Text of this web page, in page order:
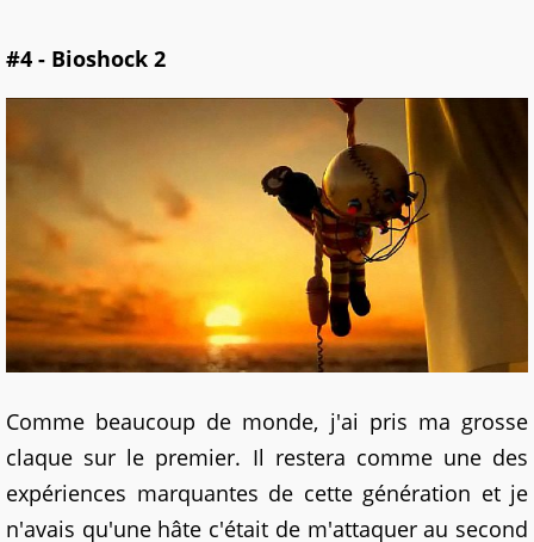
#4 - Bioshock 2
Comme beaucoup de monde, j'ai pris ma grosse
claque sur le premier. Il restera comme une des
expériences marquantes de cette génération et je
n'avais qu'une hâte c'était de m'attaquer au second